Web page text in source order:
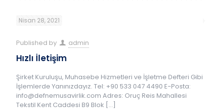
Nisan 28, 2021
Published by admin
Hızlı İletişim
Şirket Kuruluşu, Muhasebe Hizmetleri ve İşletme Defteri Gibi
İşlemlerde Yanınızdayız. Tel: +90 533 047 4490 E-Posta:
info@defnemusavirlik.com Adres: Oruç Reis Mahallesi
Tekstil Kent Caddesi B9 Blok […]